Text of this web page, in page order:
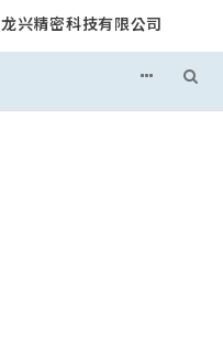
龙兴精密科技有限公司